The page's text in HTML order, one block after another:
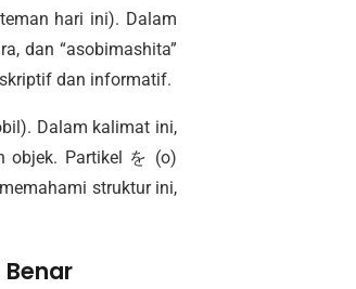
hari ini). Dalam
dan “asobimashita”
dan informatif.
Dalam kalimat ini,
objek. Partikel を (o)
struktur ini,